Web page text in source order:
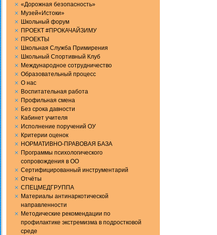
«Дорожная безопасность»
Музей«Истоки»
Школьный форум
ПРОЕКТ #ПРОКАЧАЙЗИМУ
ПРОЕКТЫ
Школьная Служба Примирения
Школьный Спортивный Клуб
Международное сотрудничество
Образовательный процесс
О нас
Воспитательная работа
Профильная смена
Без срока давности
Кабинет учителя
Исполнение поручений ОУ
Критерии оценок
НОРМАТИВНО-ПРАВОВАЯ БАЗА
Программы психологического
сопровождения в ОО
Сертифицированный инструментарий
Отчёты
СПЕЦМЕДГРУППА
Материалы антинаркотической
направленности
Методические рекомендации по
профилактике экстремизма в подростковой
среде